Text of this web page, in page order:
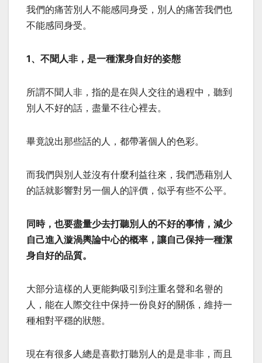
我們的痛苦別人不能感同身受，別人的痛苦我們也
不能感同身受。
1、不聞人非，是一種潔身自好的姿態
所謂不聞人非，指的是在與人交往的過程中，聽到
別人不好的話，盡量不往心裡去。
畢竟說出那些話的人，都帶著個人的色彩。
而我們與別人並沒有什麼利益往來，我們憑藉別人
的話就影響對另一個人的評價，似乎有些不公平。
同時，也要盡量少去打聽別人的不好的事情，減少
自己進入漩渦輿論中心的概率，讓自己保持一種潔
身自好的品質。
大部分這樣的人更能夠吸引到注重名聲和名譽的
人，能在人際交往中保持一份良好的關係，維持一
種相對平穩的狀態。
現在有很多人總是喜歡打聽別人的是是非非，而且